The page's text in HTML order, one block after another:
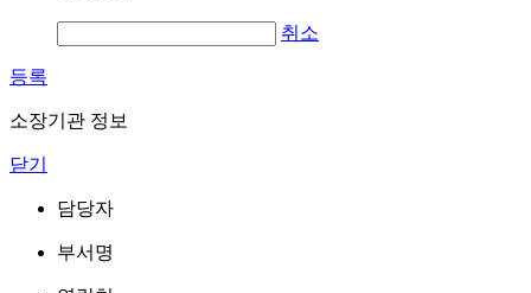
취소
등록
소장기관 정보
닫기
담당자
부서명